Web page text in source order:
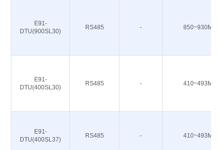
E91-
DTU(900SL30)
RS485 - 850~930M
E91-
DTU(400SL30)
RS485 - 410~493M
E91-
DTU(400SL37)
RS485 - 410~493M